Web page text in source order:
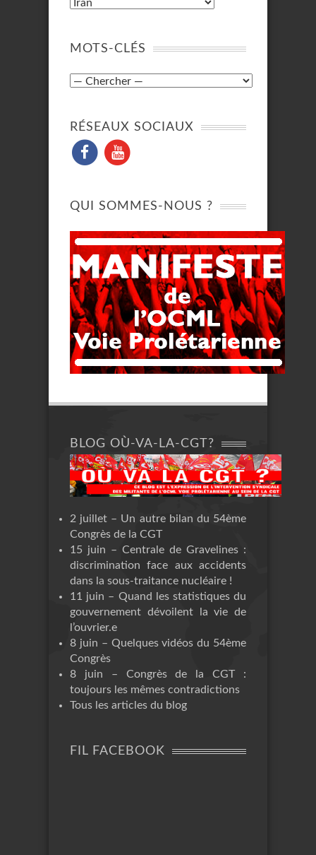
MOTS-CLÉS
RÉSEAUX SOCIAUX
QUI SOMMES-NOUS ?
BLOG OÙ-VA-LA-CGT?
2 juillet – Un autre bilan du 54ème
Congrès de la CGT
15 juin – Centrale de Gravelines :
discrimination face aux accidents
dans la sous-traitance nucléaire !
11 juin – Quand les statistiques du
gouvernement dévoilent la vie de
l’ouvrier.e
8 juin – Quelques vidéos du 54ème
Congrès
8 juin – Congrès de la CGT :
toujours les mêmes contradictions
Tous les articles du blog
FIL FACEBOOK